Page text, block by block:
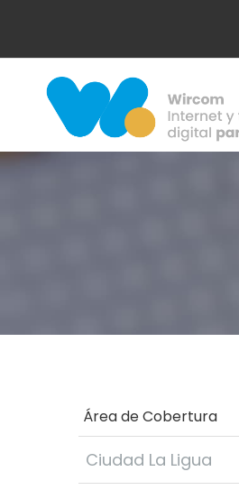
Área de Cobertura
Ciudad La Ligua